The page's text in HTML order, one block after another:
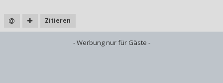
Zitieren
- Werbung nur für Gäste -